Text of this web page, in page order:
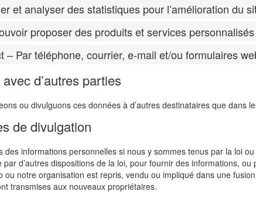
et analyser des statistiques pour l’amélioration du
proposer des produits et services personnalisés
– Par téléphone, courrier, e-mail et/ou formulaires
d’autres parties
ou divulguons ces données à d’autres destinataires que dans
de divulgation
des informations personnelles si nous y sommes tenus par la loi
par d’autres dispositions de la loi, pour fournir des informations,
ou notre organisation est repris, vendu ou impliqué dans une
transmises aux nouveaux propriétaires.